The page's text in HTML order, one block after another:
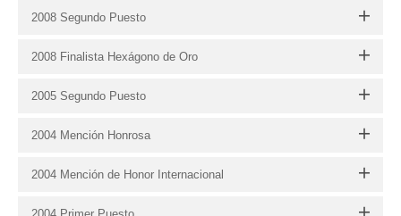
2008 Segundo Puesto
2008 Finalista Hexágono de Oro
2005 Segundo Puesto
2004 Mención Honrosa
2004 Mención de Honor Internacional